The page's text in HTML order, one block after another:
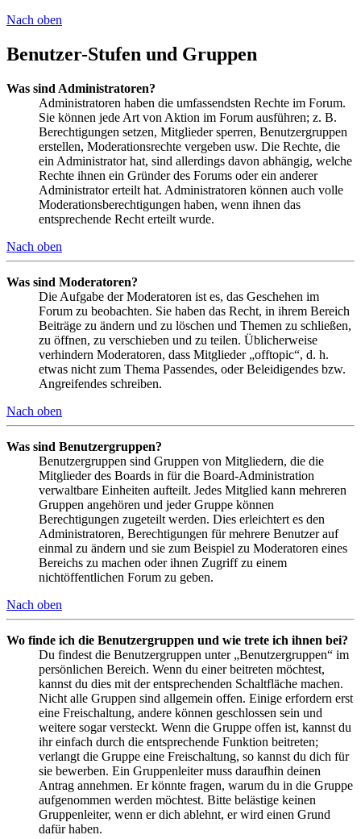
Nach oben
Benutzer-Stufen und Gruppen
Was sind Administratoren?
Administratoren haben die umfassendsten Rechte im Forum.
Sie können jede Art von Aktion im Forum ausführen; z. B.
Berechtigungen setzen, Mitglieder sperren, Benutzergruppen
erstellen, Moderationsrechte vergeben usw. Die Rechte, die
ein Administrator hat, sind allerdings davon abhängig, welche
Rechte ihnen ein Gründer des Forums oder ein anderer
Administrator erteilt hat. Administratoren können auch volle
Moderationsberechtigungen haben, wenn ihnen das
entsprechende Recht erteilt wurde.
Nach oben
Was sind Moderatoren?
Die Aufgabe der Moderatoren ist es, das Geschehen im
Forum zu beobachten. Sie haben das Recht, in ihrem Bereich
Beiträge zu ändern und zu löschen und Themen zu schließen,
zu öffnen, zu verschieben und zu teilen. Üblicherweise
verhindern Moderatoren, dass Mitglieder „offtopic“, d. h.
etwas nicht zum Thema Passendes, oder Beleidigendes bzw.
Angreifendes schreiben.
Nach oben
Was sind Benutzergruppen?
Benutzergruppen sind Gruppen von Mitgliedern, die die
Mitglieder des Boards in für die Board-Administration
verwaltbare Einheiten aufteilt. Jedes Mitglied kann mehreren
Gruppen angehören und jeder Gruppe können
Berechtigungen zugeteilt werden. Dies erleichtert es den
Administratoren, Berechtigungen für mehrere Benutzer auf
einmal zu ändern und sie zum Beispiel zu Moderatoren eines
Bereichs zu machen oder ihnen Zugriff zu einem
nichtöffentlichen Forum zu geben.
Nach oben
Wo finde ich die Benutzergruppen und wie trete ich ihnen bei?
Du findest die Benutzergruppen unter „Benutzergruppen“ im
persönlichen Bereich. Wenn du einer beitreten möchtest,
kannst du dies mit der entsprechenden Schaltfläche machen.
Nicht alle Gruppen sind allgemein offen. Einige erfordern erst
eine Freischaltung, andere können geschlossen sein und
weitere sogar versteckt. Wenn die Gruppe offen ist, kannst du
ihr einfach durch die entsprechende Funktion beitreten;
verlangt die Gruppe eine Freischaltung, so kannst du dich für
sie bewerben. Ein Gruppenleiter muss daraufhin deinen
Antrag annehmen. Er könnte fragen, warum du in die Gruppe
aufgenommen werden möchtest. Bitte belästige keinen
Gruppenleiter, wenn er dich ablehnt, er wird einen Grund
dafür haben.